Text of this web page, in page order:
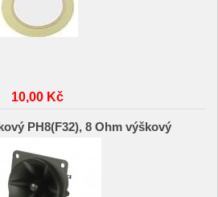
10,00 Kč
PH8(F32), 8 Ohm výškový